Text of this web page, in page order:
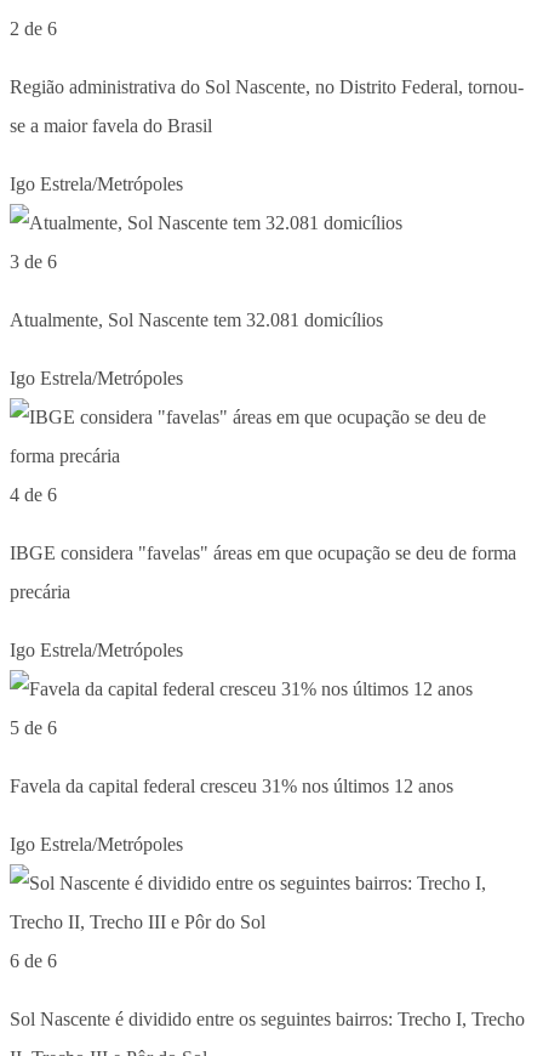
2 de 6
Região administrativa do Sol Nascente, no Distrito Federal, tornou-
se a maior favela do Brasil
Igo Estrela/Metrópoles
3 de 6
Atualmente, Sol Nascente tem 32.081 domicílios
Igo Estrela/Metrópoles
4 de 6
IBGE considera "favelas" áreas em que ocupação se deu de forma
precária
Igo Estrela/Metrópoles
5 de 6
Favela da capital federal cresceu 31% nos últimos 12 anos
Igo Estrela/Metrópoles
6 de 6
Sol Nascente é dividido entre os seguintes bairros: Trecho I, Trecho